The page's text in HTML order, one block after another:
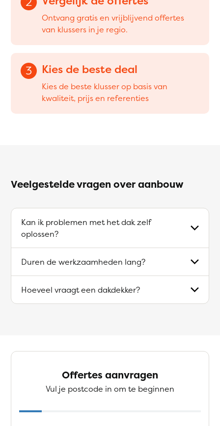
Ontvang gratis en vrijblijvend offertes
van klussers in je regio.
3 Kies de beste deal
Kies de beste klusser op basis van
kwaliteit, prijs en referenties
Veelgestelde vragen over aanbouw
Kan ik problemen met het dak zelf
oplossen?
Duren de werkzaamheden lang?
Hoeveel vraagt een dakdekker?
Offertes aanvragen
Vul je postcode in om te beginnen